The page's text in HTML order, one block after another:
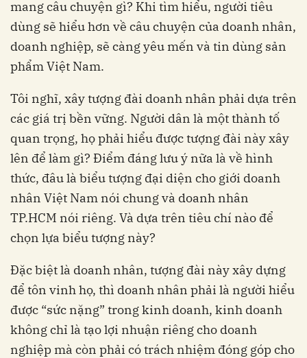
mang câu chuyện gì? Khi tìm hiểu, người tiêu
dùng sẽ hiểu hơn về câu chuyện của doanh nhân,
doanh nghiệp, sẽ càng yêu mến và tin dùng sản
phẩm Việt Nam.
Tôi nghĩ, xây tượng đài doanh nhân phải dựa trên
các giá trị bền vững. Người dân là một thành tố
quan trọng, họ phải hiểu được tượng đài này xây
lên để làm gì? Điểm đáng lưu ý nữa là về hình
thức, đâu là biểu tượng đại diện cho giới doanh
nhân Việt Nam nói chung và doanh nhân
TP.HCM nói riêng. Và dựa trên tiêu chí nào để
chọn lựa biểu tượng này?
Đặc biệt là doanh nhân, tượng đài này xây dựng
để tôn vinh họ, thì doanh nhân phải là người hiểu
được “sức nặng” trong kinh doanh, kinh doanh
không chỉ là tạo lợi nhuận riêng cho doanh
nghiệp mà còn phải có trách nhiệm đóng góp cho